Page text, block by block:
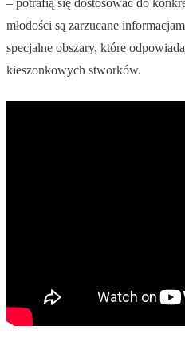
młodości są zarzucane
specjalne obszary, które
kieszonkowych stworków.